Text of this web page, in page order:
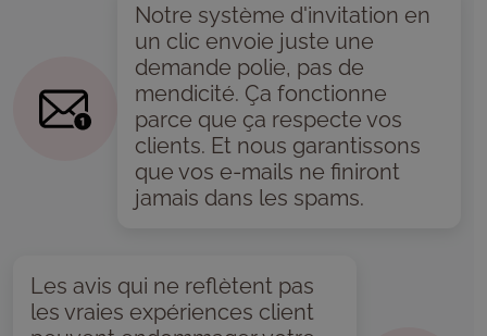
Notre système d'invitation en
un clic envoie juste une
demande polie, pas de
mendicité. Ça fonctionne
parce que ça respecte vos
clients. Et nous garantissons
que vos e-mails ne finiront
jamais dans les spams.
Les avis qui ne reflètent pas
les vraies expériences client